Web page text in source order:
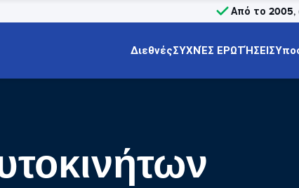
Από το 2005,
ΔιεθνέςΣΥΧΝΈΣ ΕΡΩΤΉΣΕΙΣ